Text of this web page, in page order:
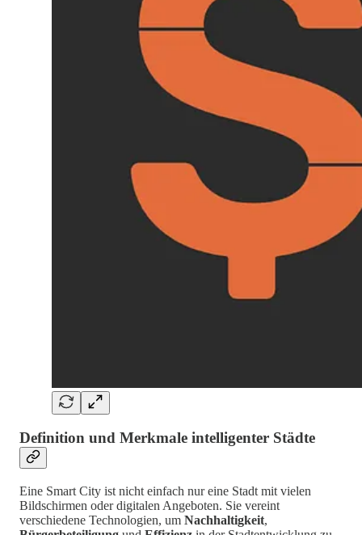
Definition und Merkmale intelligenter Städte
Eine Smart City ist nicht einfach nur eine Stadt mit vielen
Bildschirmen oder digitalen Angeboten. Sie vereint
verschiedene Technologien, um Nachhaltigkeit,